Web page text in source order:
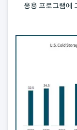
응용 프로그램에